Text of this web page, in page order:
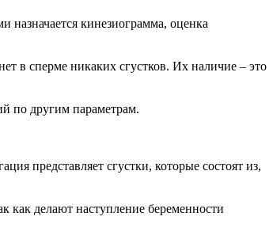
назначается кинезиограмма, оценка
в сперме никаких сгустков. Их наличие – это
по другим параметрам.
представляет сгустки, которые состоят из,
как делают наступление беременности